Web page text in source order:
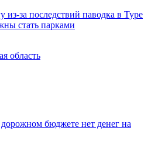
из-за последствий паводка в Туре
стать парками
область
бюджете нет денег на